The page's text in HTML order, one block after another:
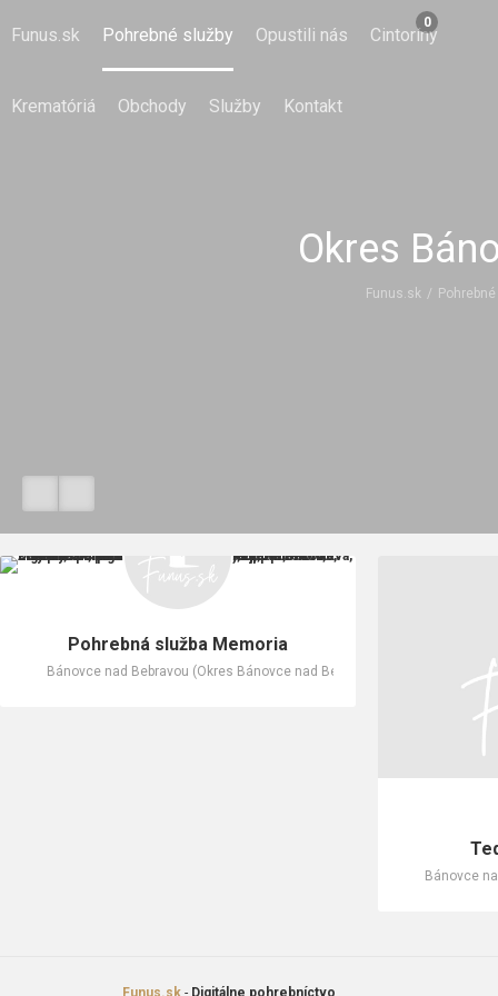
Funus.sk Pohrebné služby Opustili nás Cintoríny
Krematóriá Obchody Služby Kontakt
0
Okres
Funus.sk /
Pohrebná služba Memoria
Bánovce nad Bebravou (Okres Bánovce nad Bebravou)
Bánovce
Funus.sk - Digitálne pohrebníctvo